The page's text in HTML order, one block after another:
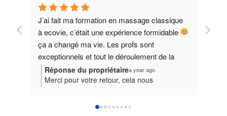
J’ai fait ma formation en massage classique
à ecovie, c’était une expérience formidable
ça a changé ma vie. Les profs sont
exceptionnels et tout le déroulement de la
formation est bien pensé pour qu’on finisse
avec assurance et de très bonne
Réponse du propriétairea year ago
Merci pour votre retour, cela nous
notre centre de formation reste engagée